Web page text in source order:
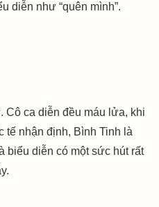
diễn như “quên mình”.
Cô ca diễn đều máu lửa, khi
tế nhận định, Bình Tinh là
biểu diễn có một sức hút rất